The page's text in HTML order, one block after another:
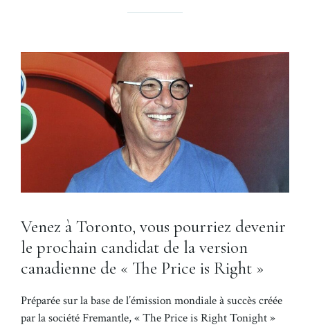
Venez à Toronto, vous pourriez devenir
le prochain candidat de la version
canadienne de « The Price is Right »
Préparée sur la base de l’émission mondiale à succès créée
par la société Fremantle, « The Price is Right Tonight »